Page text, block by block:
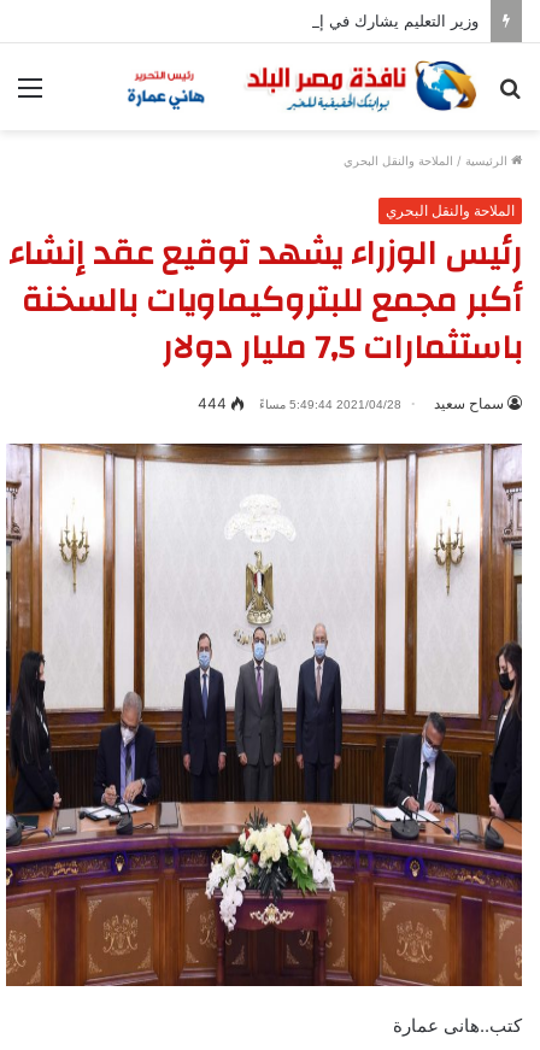
وزير التعليم يشارك في إحياء الذكرى الـ81 لقصف هيروشيما
بحث
الرئيسية / الملاحة والنقل البحري
الملاحة والنقل البحري
رئيس الوزراء يشهد توقيع عقد إنشاء
أكبر مجمع للبتروكيماويات بالسخنة
باستثمارات 7,5 مليار دولار
سماح سعيد 2021/04/28 5:49:44 مساءً 444
كتب..هانى عمارة